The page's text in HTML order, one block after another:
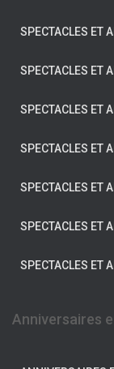
SPECTACLES ET
SPECTACLES ET
SPECTACLES ET
SPECTACLES ET
SPECTACLES ET
SPECTACLES ET
SPECTACLES ET
Anniversaires